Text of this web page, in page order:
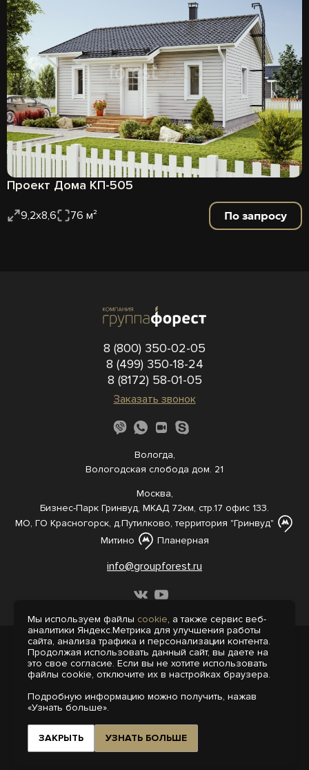
Проект Дома КП-505
9,2х8,6 76 м² По запросу
8 (800) 350-02-05
8 (499) 350-18-24
8 (8172) 58-01-05
Заказать звонок
Вологда,
Вологодская слобода дом. 21
Москва,
Бизнес-Парк Гринвуд, МКАД 72км, стр.17 офис 133.
МО, ГО Красногорск, д.Путилково, территория "Гринвуд"
Митино
Планерная
info@groupforest.ru
© 2005-, 2026 Все права защищены
Информация, представленная на сайте,
не является публичной офертой.
Пользовательское соглашение
Интернет-агентство «Пегас»
Поддержка сайта на 1С-Битрикс
Мы используем файлы cookie, а также сервис веб-
аналитики Яндекс.Метрика для улучшения работы
сайта, анализа трафика и персонализации контента.
Продолжая использовать данный сайт, вы даете на
это свое согласие. Если вы не хотите использовать
файлы cookie, отключите их в настройках браузера.
Подробную информацию можно получить, нажав
«Узнать больше».
ЗАКРЫТЬ УЗНАТЬ БОЛЬШЕ